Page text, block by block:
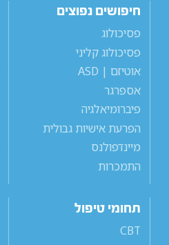
חיפושים נפוצים
פסיכולוג
פסיכולוג קליני
אוטיזם | ASD
אספרגר
פיברומיאלגיה
הפרעת אישיות גבולית
מיינדפולנס
התמכרות
תחומי טיפול
CBT